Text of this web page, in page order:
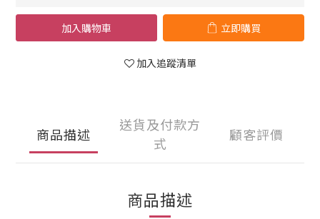
加入購物車 立即購買
加入追蹤清單
商品描述
送貨及付款方
式
顧客評價
商品描述